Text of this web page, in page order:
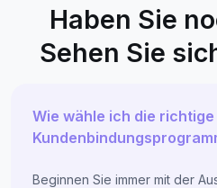
Haben Sie
Sehen Sie
Wie wähle ich die
Beginnen Sie immer mit der